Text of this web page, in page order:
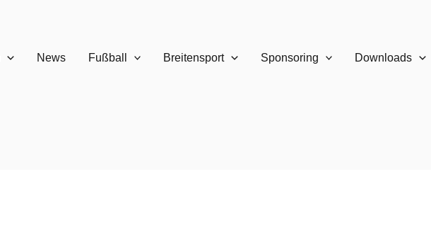
News Fußball Breitensport Sponsoring Downloads